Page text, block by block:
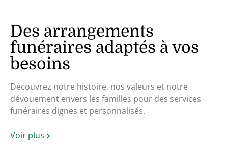
Des arrangements
funéraires adaptés à vos
besoins
Découvrez notre histoire, nos valeurs et notre
dévouement envers les familles pour des services
funéraires dignes et personnalisés.
Voir plus